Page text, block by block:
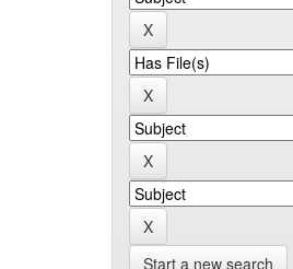
Start a new search